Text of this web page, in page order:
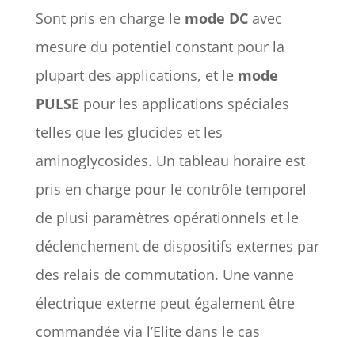
Sont pris en charge le mode DCavec
mesure du potentiel constant pour la
plupart des applications, et le mode
PULSE pour les applications spéciales
telles que les glucides et les
aminoglycosides. Un tableau horaire est
pris en charge pour le contrôle temporel
de plusi paramètres opérationnels et le
déclenchement de dispositifs externes par
des relais de commutation. Une vanne
électrique externe peut également être
commandée via l’Elite dans le cas